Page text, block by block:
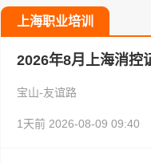
上海职业培训
2026年8月上海消控
宝山-友谊路
1天前 2026-08-09 09:40